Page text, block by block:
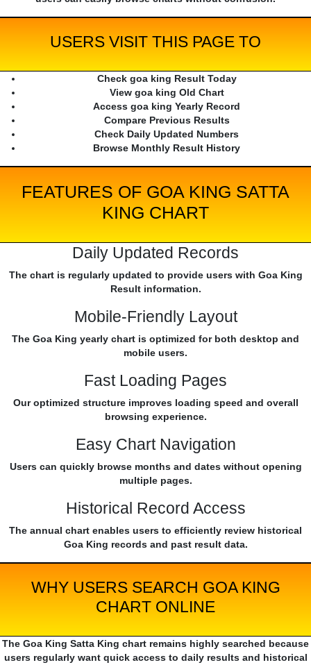
USERS VISIT THIS PAGE TO
Check goa king Result Today
View goa king Old Chart
Access goa king Yearly Record
Compare Previous Results
Check Daily Updated Numbers
Browse Monthly Result History
FEATURES OF GOA KING SATTA
KING CHART
Daily Updated Records
The chart is regularly updated to provide users with Goa King
Result information.
Mobile-Friendly Layout
The Goa King yearly chart is optimized for both desktop and
mobile users.
Fast Loading Pages
Our optimized structure improves loading speed and overall
browsing experience.
Easy Chart Navigation
Users can quickly browse months and dates without opening
multiple pages.
Historical Record Access
The annual chart enables users to efficiently review historical
Goa King records and past result data.
WHY USERS SEARCH GOA KING
CHART ONLINE
The Goa King Satta King chart remains highly searched because
users regularly want quick access to daily results and historical